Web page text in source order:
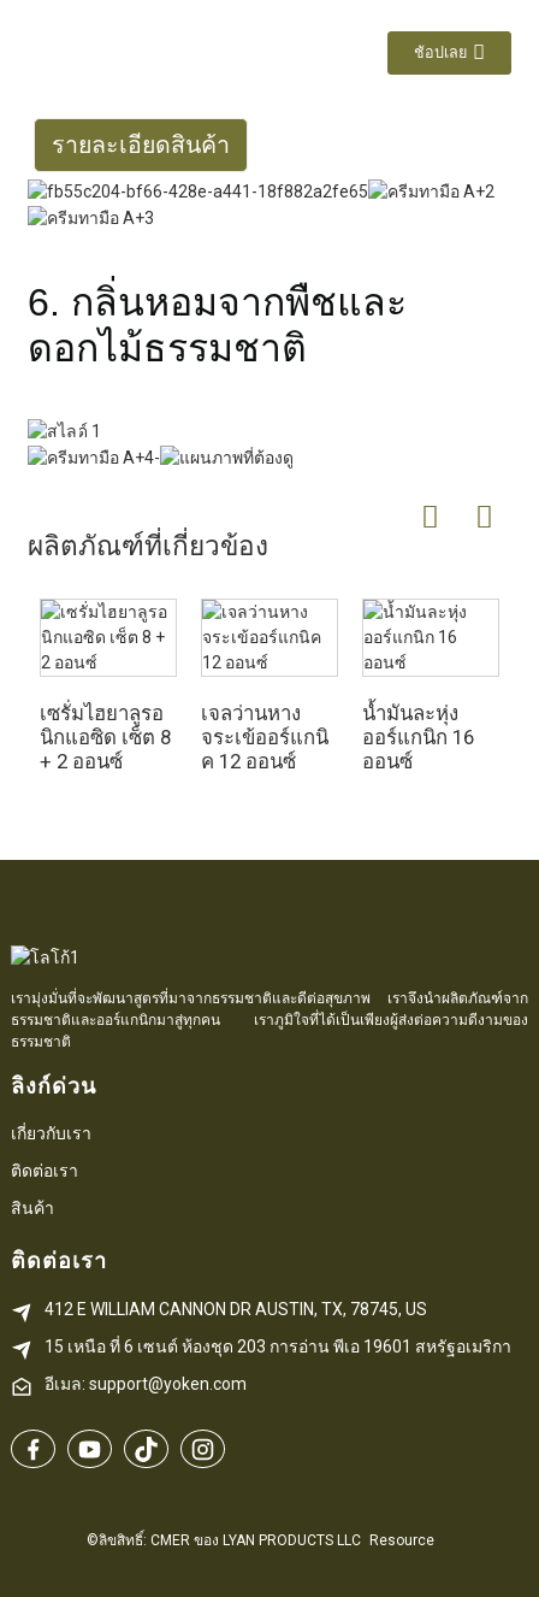
ช้อปเลย
รายละเอียดสินค้า
6. กลิ่นหอมจากพืชและ
ดอกไม้ธรรมชาติ
ผลิตภัณฑ์ที่เกี่ยวข้อง
เซรั่มไฮยาลูรอ
นิกแอซิด เซ็ต 8
+ 2 ออนซ์
เจลว่านหาง
จระเข้ออร์แกนิ
ค 12 ออนซ์
น้ำมันละหุ่ง
ออร์แกนิก 16
ออนซ์
เรามุ่งมั่นที่จะพัฒนาสูตรที่มาจากธรรมชาติและดีต่อสุขภาพ เราจึงนำผลิตภัณฑ์จาก
ธรรมชาติและออร์แกนิกมาสู่ทุกคน เราภูมิใจที่ได้เป็นเพียงผู้ส่งต่อความดีงามของ
ธรรมชาติ
ลิงก์ด่วน
เกี่ยวกับเรา
ติดต่อเรา
สินค้า
ติดต่อเรา
412 E WILLIAM CANNON DR AUSTIN, TX, 78745, US
15 เหนือ ที่ 6 เซนต์ ห้องชุด 203 การอ่าน พีเอ 19601 สหรัฐอเมริกา
อีเมล: support@yoken.com
©ลิขสิทธิ์: CMER ของ LYAN PRODUCTS LLC Resource